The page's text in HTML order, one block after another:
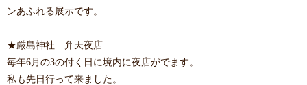
ンあふれる展示です。
★厳島神社 弁天夜店
毎年6月の3の付く日に境内に夜店がでます。
私も先日行って来ました。